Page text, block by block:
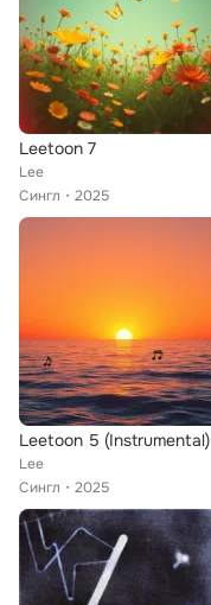
Leetoon 7
Lee
Сингл
2025
Leetoon 5 (Instrumental)
Lee
Сингл
2025